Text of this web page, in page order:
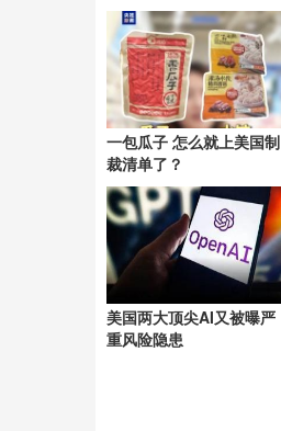
一包瓜子 怎么就上美国制
裁清单了？
美国两大顶尖AI又被曝严
重风险隐患